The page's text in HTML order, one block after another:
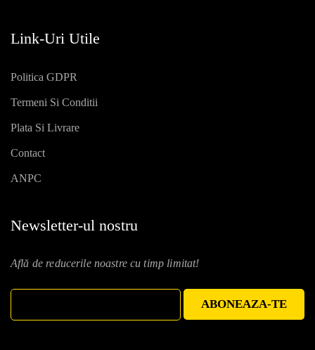
Link-Uri Utile
Politica GDPR
Termeni Si Conditii
Plata Si Livrare
Contact
ANPC
Newsletter-ul nostru
Află de reducerile noastre cu timp limitat!